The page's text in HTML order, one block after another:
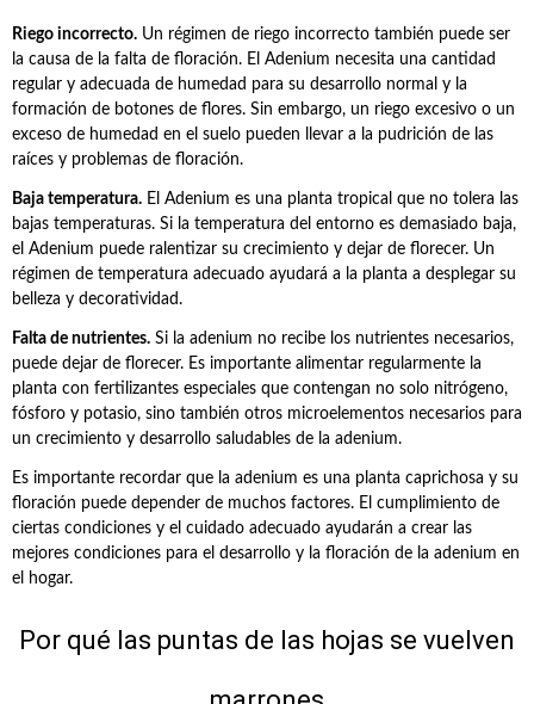
Riego incorrecto. Un régimen de riego incorrecto también puede ser
la causa de la falta de floración. El Adenium necesita una cantidad
regular y adecuada de humedad para su desarrollo normal y la
formación de botones de flores. Sin embargo, un riego excesivo o un
exceso de humedad en el suelo pueden llevar a la pudrición de las
raíces y problemas de floración.
Baja temperatura. El Adenium es una planta tropical que no tolera las
bajas temperaturas. Si la temperatura del entorno es demasiado baja,
el Adenium puede ralentizar su crecimiento y dejar de florecer. Un
régimen de temperatura adecuado ayudará a la planta a desplegar su
belleza y decoratividad.
Falta de nutrientes. Si la adenium no recibe los nutrientes necesarios,
puede dejar de florecer. Es importante alimentar regularmente la
planta con fertilizantes especiales que contengan no solo nitrógeno,
fósforo y potasio, sino también otros microelementos necesarios para
un crecimiento y desarrollo saludables de la adenium.
Es importante recordar que la adenium es una planta caprichosa y su
floración puede depender de muchos factores. El cumplimiento de
ciertas condiciones y el cuidado adecuado ayudarán a crear las
mejores condiciones para el desarrollo y la floración de la adenium en
el hogar.
Por qué las puntas de las hojas se vuelven